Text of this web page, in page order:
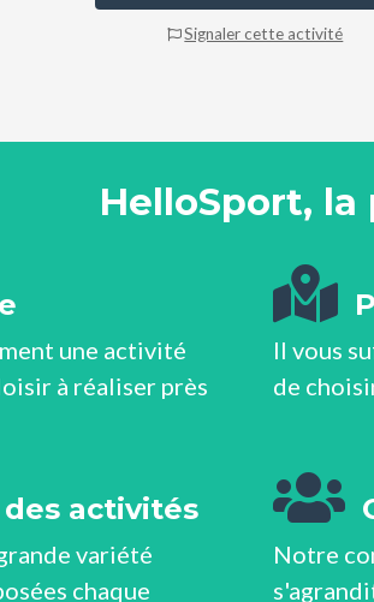
Signaler cette activité
HelloSport,
une activité
à réaliser près
Il vous
de
des activités
variété
chaque
Notre